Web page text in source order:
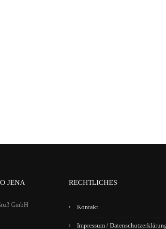
JENA
GmbH
RECHTLICHES
Kontakt
Impressum /